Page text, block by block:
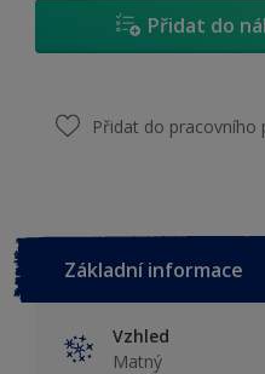
Přidat do
Přidat do pracovního
Základní informace
Vzhled
Matný